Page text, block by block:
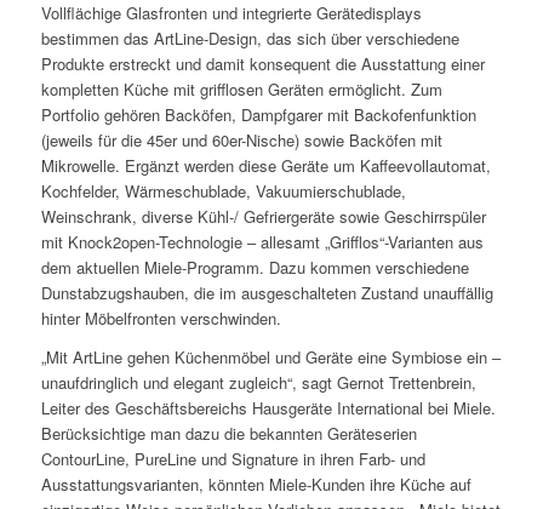
Vollflächige Glasfronten und integrierte Gerätedisplays
bestimmen das ArtLine-Design, das sich über verschiedene
Produkte erstreckt und damit konsequent die Ausstattung einer
kompletten Küche mit grifflosen Geräten ermöglicht. Zum
Portfolio gehören Backöfen, Dampfgarer mit Backofenfunktion
(jeweils für die 45er und 60er-Nische) sowie Backöfen mit
Mikrowelle. Ergänzt werden diese Geräte um Kaffeevollautomat,
Kochfelder, Wärmeschublade, Vakuumierschublade,
Weinschrank, diverse Kühl-/ Gefriergeräte sowie Geschirrspüler
mit Knock2open-Technologie – allesamt „Grifflos“-Varianten aus
dem aktuellen Miele-Programm. Dazu kommen verschiedene
Dunstabzugshauben, die im ausgeschalteten Zustand unauffällig
hinter Möbelfronten verschwinden.
„Mit ArtLine gehen Küchenmöbel und Geräte eine Symbiose ein –
unaufdringlich und elegant zugleich“, sagt Gernot Trettenbrein,
Leiter des Geschäftsbereichs Hausgeräte International bei Miele.
Berücksichtige man dazu die bekannten Geräteserien
ContourLine, PureLine und Signature in ihren Farb- und
Ausstattungsvarianten, könnten Miele-Kunden ihre Küche auf